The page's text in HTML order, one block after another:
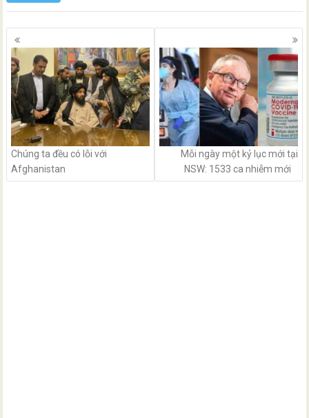
Posts
navigation
Chúng ta đều có lỗi với
Afghanistan
Mỗi ngày một kỷ lục mới tại
NSW: 1533 ca nhiễm mới